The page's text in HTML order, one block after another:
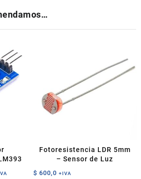
Fotoresistencia LDR 5mm
– Sensor de Luz
$ 600,0 +IVA